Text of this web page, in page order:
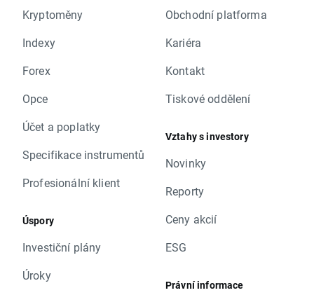
Kryptoměny
Indexy
Forex
Opce
Účet a poplatky
Specifikace instrumentů
Profesionální klient
Úspory
Investiční plány
Úroky
Obchodní platforma
Kariéra
Kontakt
Tiskové oddělení
Vztahy s investory
Novinky
Reporty
Ceny akcií
ESG
Právní informace